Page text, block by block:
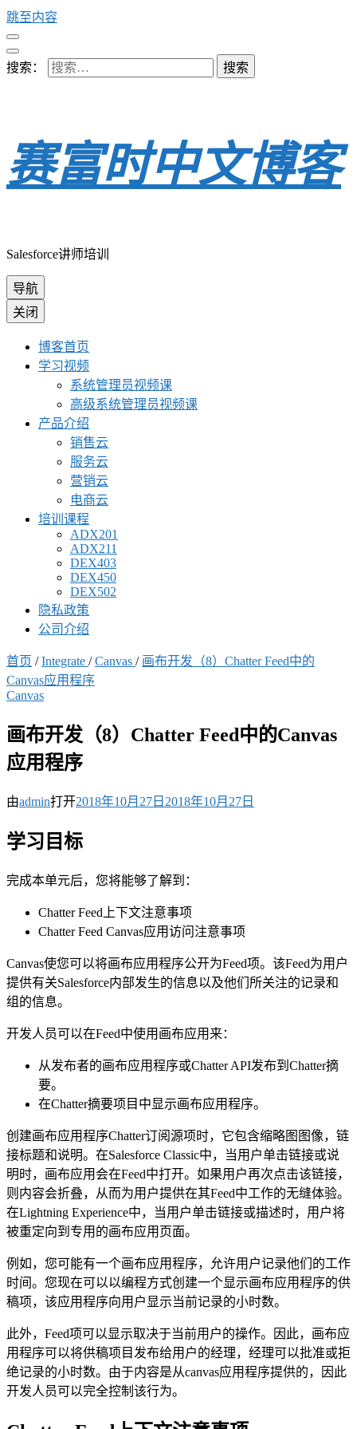
跳至内容
搜索：
赛富时中文博客
Salesforce讲师培训
导航
关闭
博客首页
学习视频
系统管理员视频课
高级系统管理员视频课
产品介绍
销售云
服务云
营销云
电商云
培训课程
ADX201
ADX211
DEX403
DEX450
DEX502
隐私政策
公司介绍
首页 / Integrate / Canvas / 画布开发（8）Chatter Feed中的
Canvas应用程序
Canvas
画布开发（8）Chatter Feed中的Canvas
应用程序
由admin打开2018年10月27日 2018年10月27日
学习目标
完成本单元后，您将能够了解到：
Chatter Feed上下文注意事项
Chatter Feed Canvas应用访问注意事项
Canvas使您可以将画布应用程序公开为Feed项。该Feed为用户
提供有关Salesforce内部发生的信息以及他们所关注的记录和
组的信息。
开发人员可以在Feed中使用画布应用来：
从发布者的画布应用程序或Chatter API发布到Chatter摘
要。
在Chatter摘要项目中显示画布应用程序。
创建画布应用程序Chatter订阅源项时，它包含缩略图图像，链
接标题和说明。在Salesforce Classic中，当用户单击链接或说
明时，画布应用会在Feed中打开。如果用户再次点击该链接，
则内容会折叠，从而为用户提供在其Feed中工作的无缝体验。
在Lightning Experience中，当用户单击链接或描述时，用户将
被重定向到专用的画布应用页面。
例如，您可能有一个画布应用程序，允许用户记录他们的工作
时间。您现在可以以编程方式创建一个显示画布应用程序的供
稿项，该应用程序向用户显示当前记录的小时数。
此外，Feed项可以显示取决于当前用户的操作。因此，画布应
用程序可以将供稿项目发布给用户的经理，经理可以批准或拒
绝记录的小时数。由于内容是从canvas应用程序提供的，因此
开发人员可以完全控制该行为。